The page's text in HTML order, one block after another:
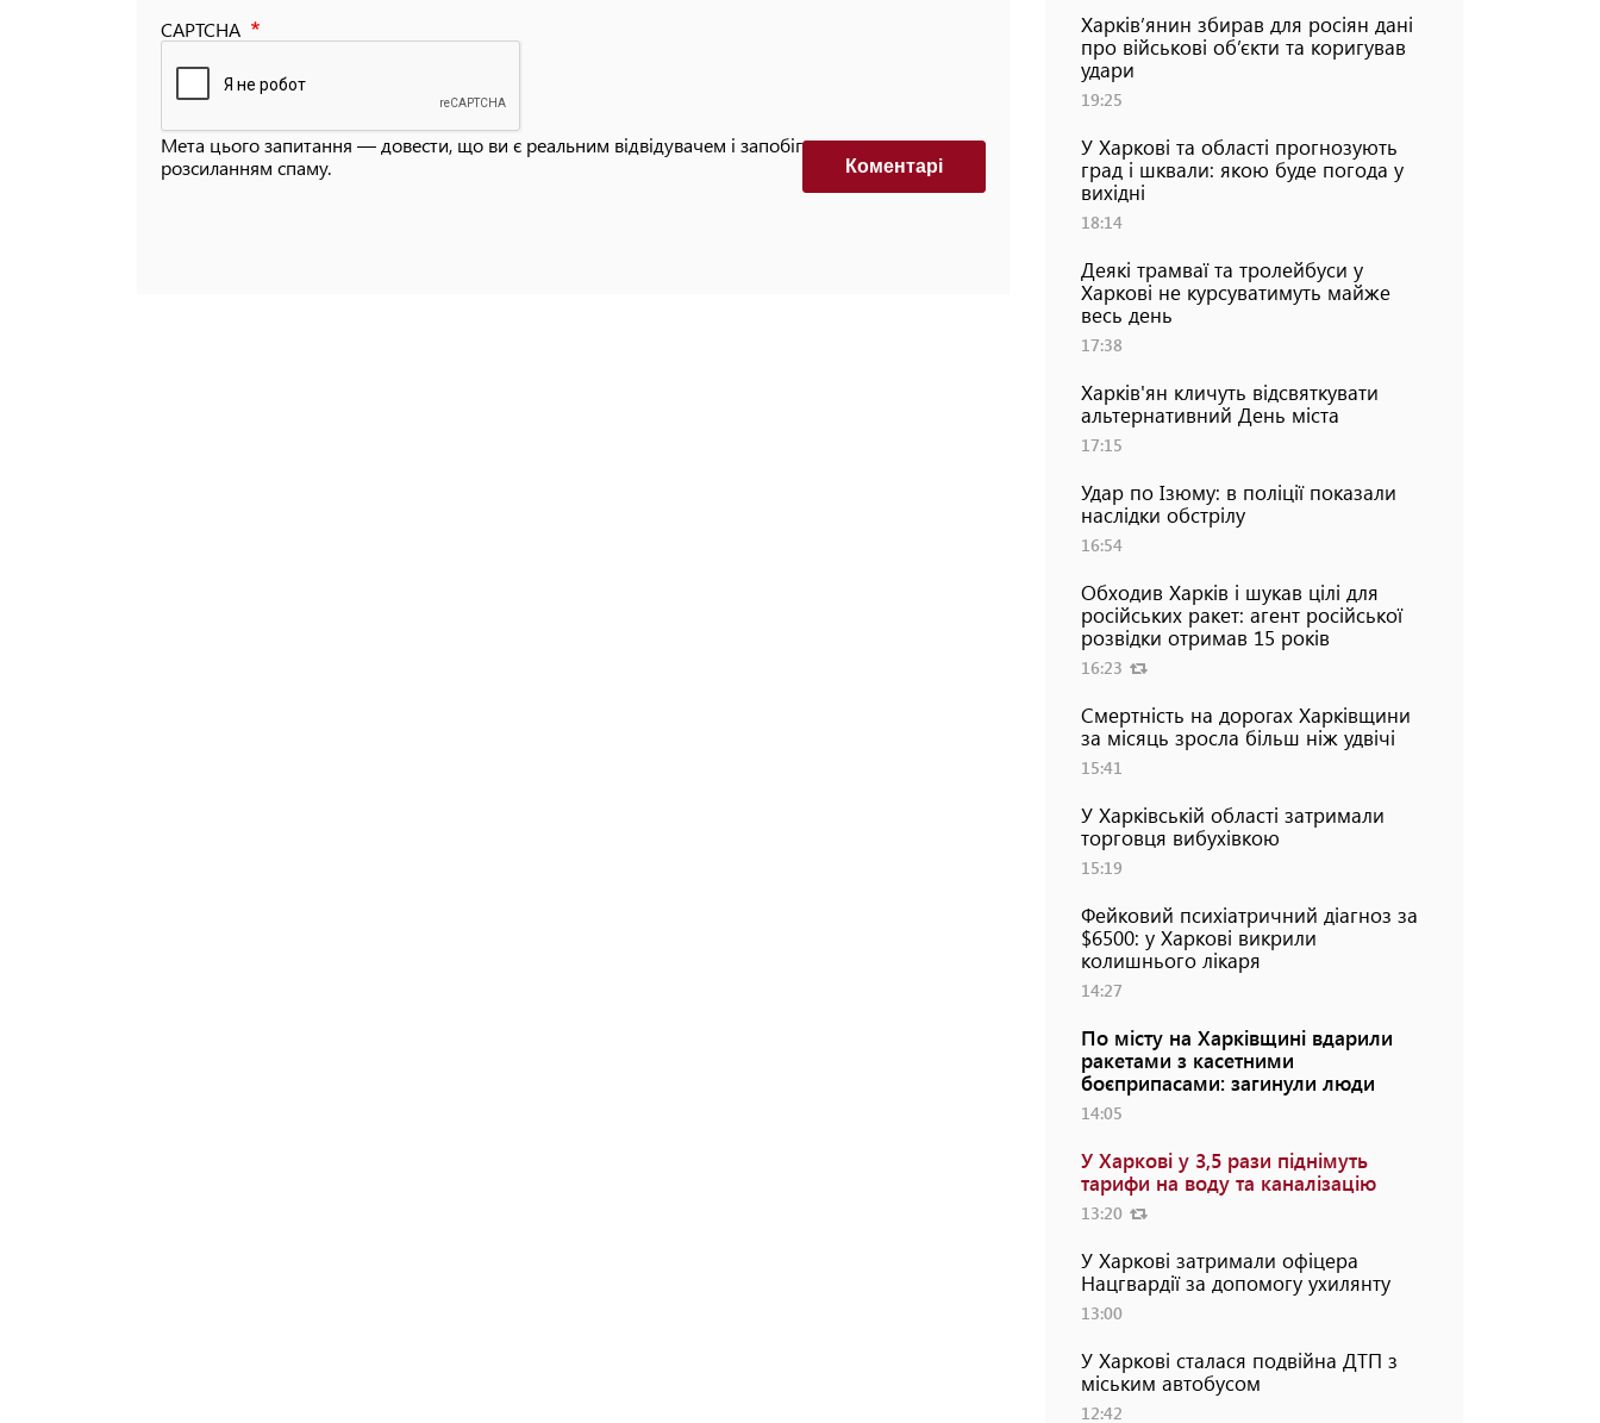
CAPTCHA
Мета цього запитання — довести, що ви є реальним відвідувачем і запобігти автоматизованим
розсиланням спаму.
Коментарi
Харків’янин збирав для росіян дані
про військові об’єкти та коригував
удари
19:25
У Харкові та області прогнозують
град і шквали: якою буде погода у
вихідні
18:14
Деякі трамваї та тролейбуси у
Харкові не курсуватимуть майже
весь день
17:38
Харків'ян кличуть відсвяткувати
альтернативний День міста
17:15
Удар по Ізюму: в поліції показали
наслідки обстрілу
16:54
Обходив Харків і шукав цілі для
російських ракет: агент російської
розвідки отримав 15 років
16:23
Смертність на дорогах Харківщини
за місяць зросла більш ніж удвічі
15:41
У Харківській області затримали
торговця вибухівкою
15:19
Фейковий психіатричний діагноз за
$6500: у Харкові викрили
колишнього лікаря
14:27
По місту на Харківщині вдарили
ракетами з касетними
боєприпасами: загинули люди
14:05
У Харкові у 3,5 рази піднімуть
тарифи на воду та каналізацію
13:20
У Харкові затримали офіцера
Нацгвардії за допомогу ухилянту
13:00
У Харкові сталася подвійна ДТП з
міським автобусом
12:42